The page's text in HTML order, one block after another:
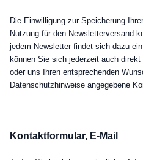
Die Einwilligung zur Speicherung
Nutzung für den Newsletterversand
jedem Newsletter findet sich dazu
können Sie sich jederzeit auch
oder uns Ihren entsprechenden
Datenschutzhinweise angegebene
Kontaktformular, E-Mail